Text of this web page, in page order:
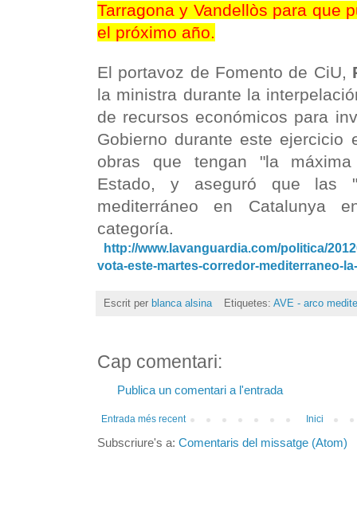
Tarragona y Vandellòs para que
el próximo año.
El portavoz de Fomento de CiU,
la ministra durante la
de recursos económicos para
Gobierno durante este ejercicio
obras que tengan "la
Estado, y aseguró que las
mediterráneo en Catalunya
categoría.
http://www.lavanguardia.com/politica/
vota-este-martes-corredor-mediterraneo-
Escrit per blanca alsina Etiquetes: AVE - arco
Cap comentari:
Publica un comentari a l'entrada
Entrada més recent Inici
Subscriure's a: Comentaris del missatge (Atom)